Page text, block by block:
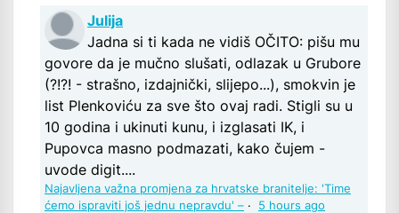
Julija
Jadna si ti kada ne vidiš OČITO: pišu mu
govore da je mučno slušati, odlazak u Grubore
(?!?! - strašno, izdajnički, slijepo...), smokvin je
list Plenkoviću za sve što ovaj radi. Stigli su u
10 godina i ukinuti kunu, i izglasati IK, i
Pupovca masno podmazati, kako čujem -
uvode digit....
Najavljena važna promjena za hrvatske branitelje: 'Time
ćemo ispraviti još jednu nepravdu' – · 5 hours ago